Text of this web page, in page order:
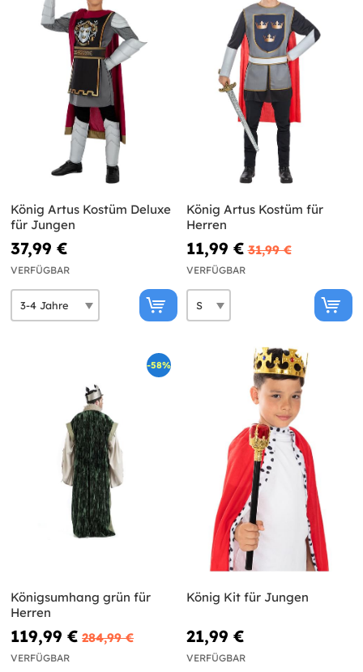
König Artus Kostüm Deluxe
für Jungen
37,99 €
VERFÜGBAR
König Artus Kostüm für
Herren
11,99 € 31,99 €
VERFÜGBAR
-58%
Königsumhang grün für
Herren
119,99 € 284,99 €
VERFÜGBAR
König Kit für Jungen
21,99 €
VERFÜGBAR